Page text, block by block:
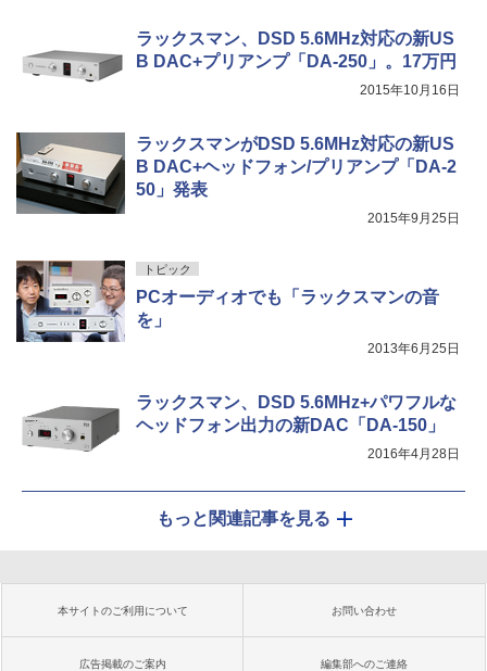
ラックスマン、DSD 5.6MHz対応の新US
B DAC+プリアンプ「DA-250」。17万円
2015年10月16日
ラックスマンがDSD 5.6MHz対応の新US
B DAC+ヘッドフォン/プリアンプ「DA-2
50」発表
2015年9月25日
トピック
PCオーディオでも「ラックスマンの音
を」
2013年6月25日
ラックスマン、DSD 5.6MHz+パワフルな
ヘッドフォン出力の新DAC「DA-150」
2016年4月28日
もっと関連記事を見る
本サイトのご利用について お問い合わせ
広告掲載のご案内 編集部へのご連絡